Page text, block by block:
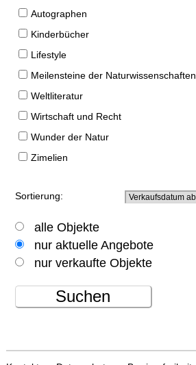
Autographen
Kinderbücher
Lifestyle
Meilensteine der Naturwissenschaften
Weltliteratur
Wirtschaft und Recht
Wunder der Natur
Zimelien
Sortierung:
alle Objekte
nur aktuelle Angebote
nur verkaufte Objekte
Suchen